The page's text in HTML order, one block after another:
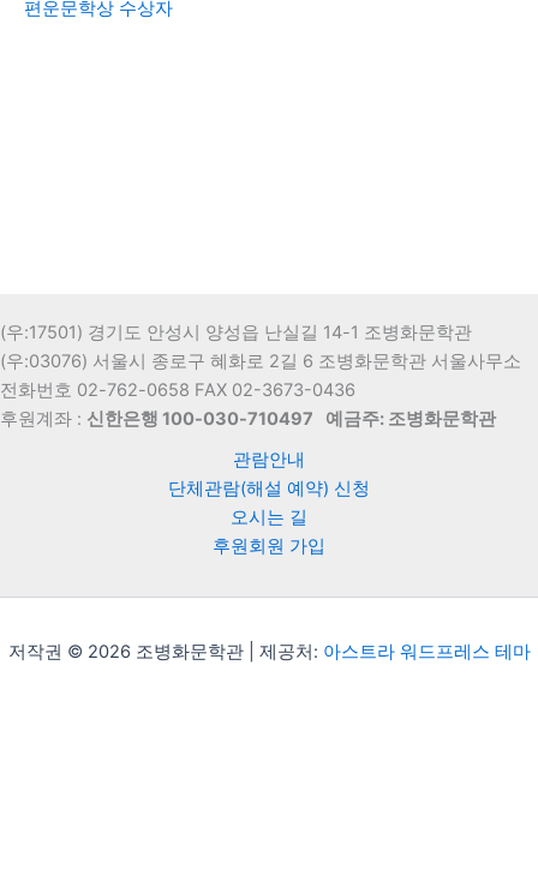
편운문학상 수상자
(우:17501) 경기도 안성시 양성읍 난실길 14-1 조병화문학관
(우:03076) 서울시 종로구 혜화로 2길 6 조병화문학관 서울사무소
전화번호 02-762-0658 FAX 02-3673-0436
후원계좌 : 신한은행 100-030-710497
예금주: 조병화문학관
관람안내
단체관람(해설 예약) 신청
오시는 길
후원회원 가입
저작권 © 2026 조병화문학관 | 제공처: 아스트라 워드프레스 테마